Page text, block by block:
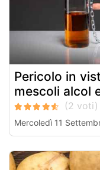
Pericolo in
mescoli alcol
Mercoledì 11